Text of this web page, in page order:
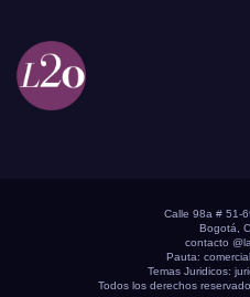
Calle 98a # 51-
Bogotá,
contacto
Pauta:
Temas Juridicos:
Todos los derechos